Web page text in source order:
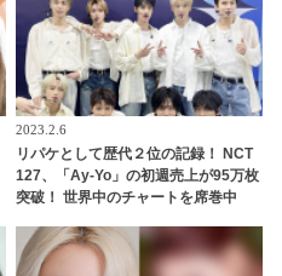
2023.2.6
リパケとして歴代２位の記録！ NCT
127、「Ay-Yo」の初週売上が95万枚
突破！ 世界中のチャートを席巻中